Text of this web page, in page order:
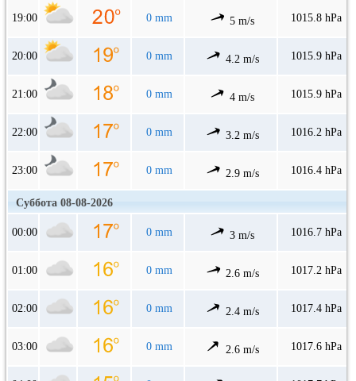
19:00 0 mm 5 m/s 1015.8 hPa
20:00 0 mm 4.2 m/s 1015.9 hPa
21:00 0 mm 4 m/s 1015.9 hPa
22:00 0 mm 3.2 m/s 1016.2 hPa
23:00 0 mm 2.9 m/s 1016.4 hPa
Суббота 08-08-2026
00:00 0 mm 3 m/s 1016.7 hPa
01:00 0 mm 2.6 m/s 1017.2 hPa
02:00 0 mm 2.4 m/s 1017.4 hPa
03:00 0 mm 2.6 m/s 1017.6 hPa